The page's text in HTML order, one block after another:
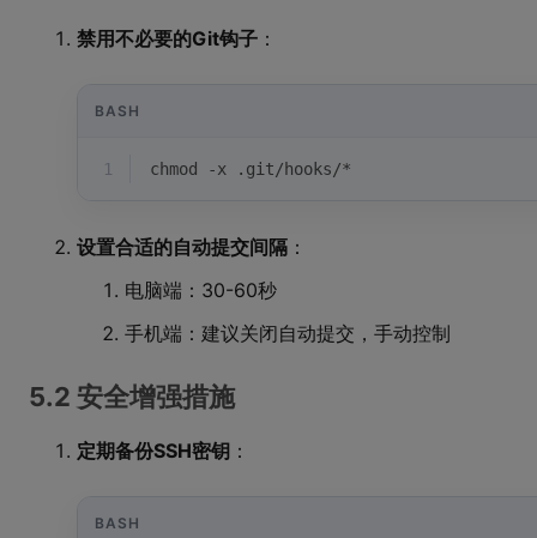
禁用不必要的Git钩子 ：
BASH
1 chmod -x .git/hooks/*
设置合适的自动提交间隔 ：
电脑端：30-60秒
手机端：建议关闭自动提交，手动控制
5.2 安全增强措施
定期备份SSH密钥 ：
BASH